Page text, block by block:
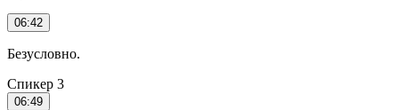
06:42
Безусловно.
Спикер 3
06:49